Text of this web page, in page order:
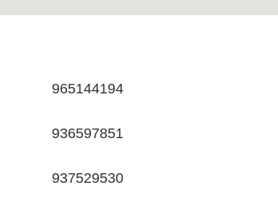
965144194
936597851
937529530